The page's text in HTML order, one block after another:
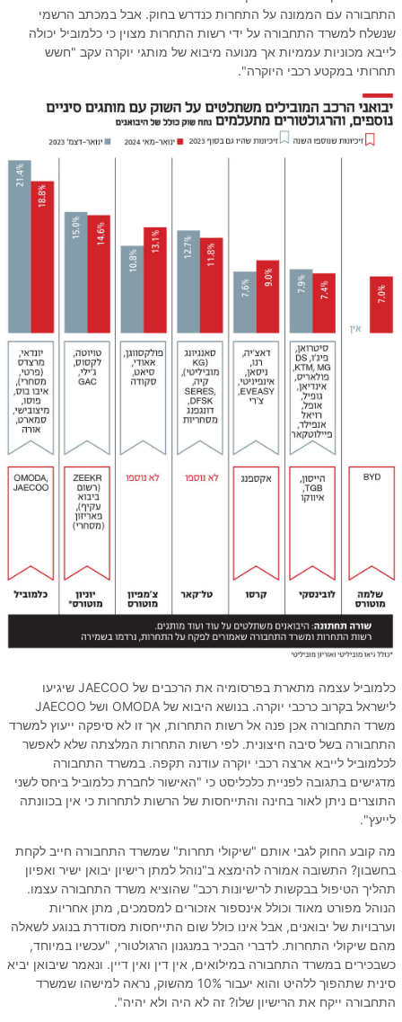
התחבורה עם הממונה על התחרות כנדרש בחוק. אבל במכתב הרשמי
שנשלח למשרד התחבורה על ידי רשות התחרות מצוין כי כלמוביל יכולה
לייבא מכוניות עממיות אך מנועה מיבוא של מותגי יוקרה עקב "חשש
תחרותי במקטע רכבי היוקרה".
כלמוביל עצמה מתארת בפרסומיה את הרכבים של JAECOO שיגיעו
לישראל בקרוב כרכבי יוקרה. בנושא היבוא של OMODA ושל JAECOO
משרד התחבורה אכן פנה אל רשות התחרות, אך זו לא סיפקה ייעוץ למשרד
התחבורה בשל סיבה חיצונית. לפי רשות התחרות המלצתה שלא לאפשר
לכלמוביל לייבא ארצה רכבי יוקרה עודנה תקפה. במשרד התחבורה
מדגישים בתגובה לפניית כלכליסט כי "האישור לחברת כלמוביל ביחס לשני
התוצרים ניתן לאור בחינה והתייחסות של הרשות לתחרות כי אין בכוונתה
לייעץ".
מה קובע החוק לגבי אותם "שיקולי תחרות" שמשרד התחבורה חייב לקחת
בחשבון? התשובה אמורה להימצא ב"נוהל למתן רישיון יבואן ישיר ואפיון
תהליך הטיפול בבקשות לרישיונות רכב" שהוציא משרד התחבורה עצמו.
הנוהל מפורט מאוד וכולל אינספור אזכורים למסמכים, מתן אחריות
וערבויות של יבואנים, אבל אינו כולל שום התייחסות מסודרת בנוגע לשאלה
מהם שיקולי התחרות. לדברי הבכיר במנגנון הרגולטורי, "עכשיו במיוחד,
כשבכירים במשרד התחבורה במילואים, אין דין ואין דיין. ונאמר שיבואן יביא
סינית שתהפוך ללהיט והוא יעבור 10% מהשוק, נראה למישהו שמשרד
התחבורה ייקח את הרישיון שלו? זה לא היה ולא יהיה".